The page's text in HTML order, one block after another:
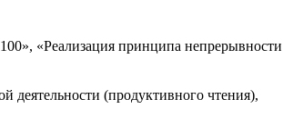
«Реализация принципа непрерывности
деятельности (продуктивного чтения),